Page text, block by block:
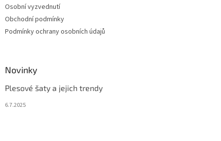
Osobní vyzvednutí
Obchodní podmínky
Podmínky ochrany osobních údajů
Novinky
Plesové šaty a jejich trendy
6.7.2025